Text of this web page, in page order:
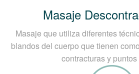
Masaje
Masaje que utiliza diferentes
blandos del cuerpo que tienen
contracturas y